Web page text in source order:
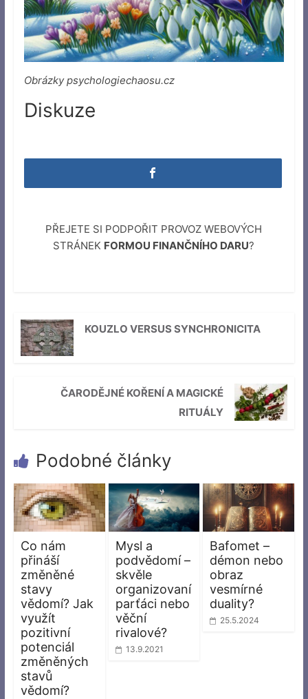
Obrázky psychologiechaosu.cz
Diskuze
PŘEJETE SI PODPOŘIT PROVOZ WEBOVÝCH
STRÁNEK FORMOU FINANČNÍHO DARU?
KOUZLO VERSUS SYNCHRONICITA
ČARODĚJNÉ KOŘENÍ A MAGICKÉ
RITUÁLY
Podobné články
Co nám
přináší
změněné
stavy
vědomí? Jak
využít
pozitivní
potenciál
změněných
stavů
vědomí?
Mysl a
podvědomí –
skvěle
organizovaní
parťáci nebo
věční
rivalové?
13.9.2021
Bafomet –
démon nebo
obraz
vesmírné
duality?
25.5.2024